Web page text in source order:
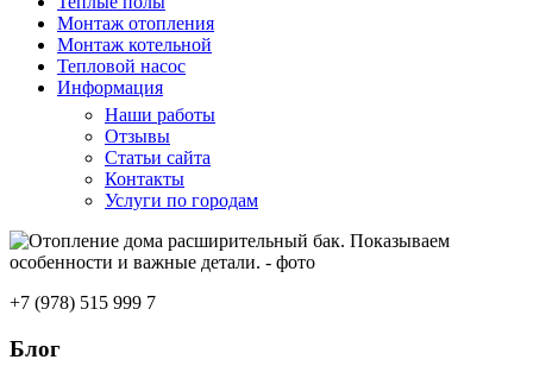
Монтаж отопления
Монтаж котельной
Тепловой насос
Информация
Наши работы
Отзывы
Статьи сайта
Контакты
Услуги по городам
+7 (978) 515 999 7
Блог